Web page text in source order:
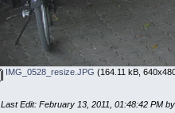
IMG_0528_resize.JPG (164.11 kB,
Last Edit: February 13, 2011, 01:48:42 PM